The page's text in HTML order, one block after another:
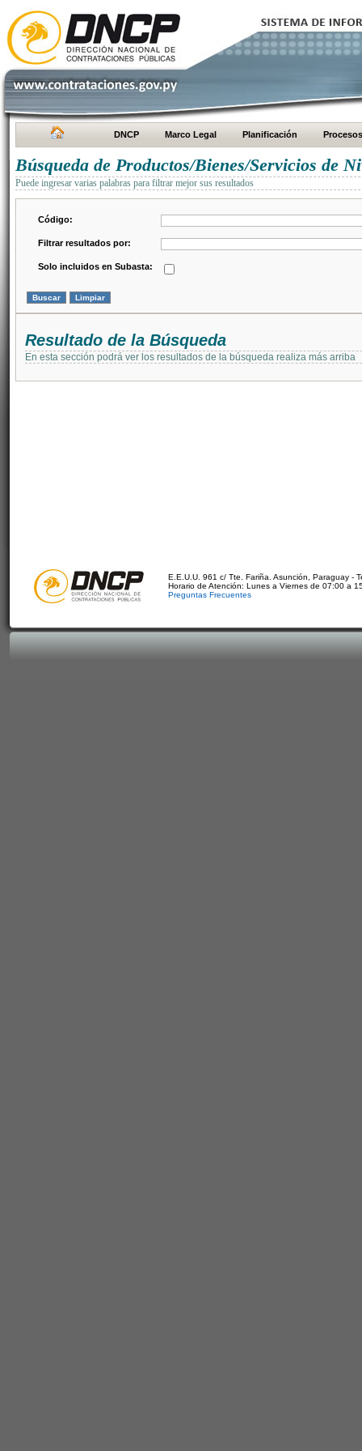
DNCP Marco Legal Planificación Procesos
Búsqueda de Productos/Bienes/Servicios de
Puede ingresar varias palabras para filtrar mejor sus resultados
Código:
Filtrar resultados por:
Solo incluidos en Subasta:
Resultado de la Búsqueda
En esta sección podrá ver los resultados de la búsqueda realiza más arriba
E.E.U.U. 961 c/ Tte. Fariña. Asunción, Paraguay -
Horario de Atención: Lunes a Viernes de 07:00 a
Preguntas Frecuentes